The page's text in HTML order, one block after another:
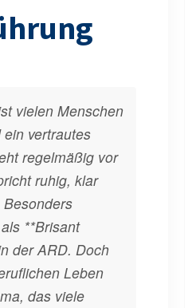
vielen Menschen
vertrautes
regelmäßig vor
ruhig, klar
**Brisant
der ARD. Doch
Leben
das viele